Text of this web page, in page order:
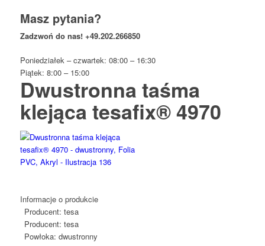
Masz pytania?
Zadzwoń do nas! +49.202.266850
Poniedziałek – czwartek: 08:00 – 16:30
Piątek: 8:00 – 15:00
Dwustronna taśma
klejąca tesafix® 4970
Informacje o produkcie
Producent: tesa
Producent: tesa
Powłoka: dwustronny